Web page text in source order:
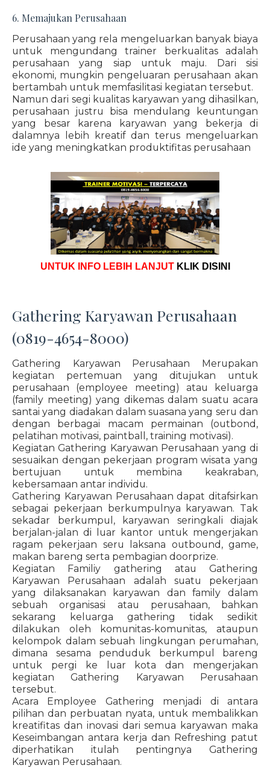
6. Memajukan Perusahaan
Perusahaan yang rela mengeluarkan banyak biaya
untuk mengundang trainer berkualitas adalah
perusahaan yang siap untuk maju. Dari sisi
ekonomi, mungkin pengeluaran perusahaan akan
bertambah untuk memfasilitasi kegiatan tersebut.
Namun dari segi kualitas karyawan yang dihasilkan,
perusahaan justru bisa mendulang keuntungan
yang besar karena karyawan yang bekerja di
dalamnya lebih kreatif dan terus mengeluarkan
ide yang meningkatkan produktifitas perusahaan
UNTUK INFO LEBIH LANJUT KLIK DISINI
Gathering Karyawan Perusahaan
(0819-4654-8000)
Gathering Karyawan Perusahaan Merupakan
kegiatan pertemuan yang ditujukan untuk
perusahaan (employee meeting) atau keluarga
(family meeting) yang dikemas dalam suatu acara
santai yang diadakan dalam suasana yang seru dan
dengan berbagai macam permainan (outbond,
pelatihan motivasi, paintball, training motivasi).
Kegiatan Gathering Karyawan Perusahaan yang di
sesuaikan dengan pekerjaan program wisata yang
bertujuan untuk membina keakraban,
kebersamaan antar individu.
Gathering Karyawan Perusahaan dapat ditafsirkan
sebagai pekerjaan berkumpulnya karyawan. Tak
sekadar berkumpul, karyawan seringkali diajak
berjalan-jalan di luar kantor untuk mengerjakan
ragam pekerjaan seru laksana outbound, game,
makan bareng serta pembagian doorprize.
Kegiatan Familiy gathering atau Gathering
Karyawan Perusahaan adalah suatu pekerjaan
yang dilaksanakan karyawan dan family dalam
sebuah organisasi atau perusahaan, bahkan
sekarang keluarga gathering tidak sedikit
dilakukan oleh komunitas-komunitas, ataupun
kelompok dalam sebuah lingkungan perumahan,
dimana sesama penduduk berkumpul bareng
untuk pergi ke luar kota dan mengerjakan
kegiatan Gathering Karyawan Perusahaan
tersebut.
Acara Employee Gathering menjadi di antara
pilihan dan perbuatan nyata, untuk membalikkan
kreatifitas dan inovasi dari semua karyawan maka
Keseimbangan antara kerja dan Refreshing patut
diperhatikan itulah pentingnya Gathering
Karyawan Perusahaan.